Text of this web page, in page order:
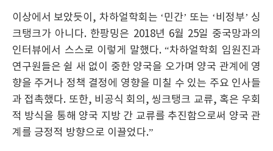
이상에서 보았듯이, 차하얼학회는 ‘민간’ 또는 ‘비정부’ 싱
크탱크가 아니다. 한팡밍은 2018년 6월 25일 중국망과의
인터뷰에서 스스로 이렇게 말했다. “차하얼학회 임원진과
연구원들은 쉴 새 없이 중한 양국을 오가며 양국 관계에 영
향을 주거나 정책 결정에 영향을 미칠 수 있는 주요 인사들
과 접촉했다. 또한, 비공식 회의, 씽크탱크 교류, 혹은 우회
적 방식을 통해 양국 지방 간 교류를 추진함으로써 양국 관
계를 긍정적 방향으로 이끌었다.”